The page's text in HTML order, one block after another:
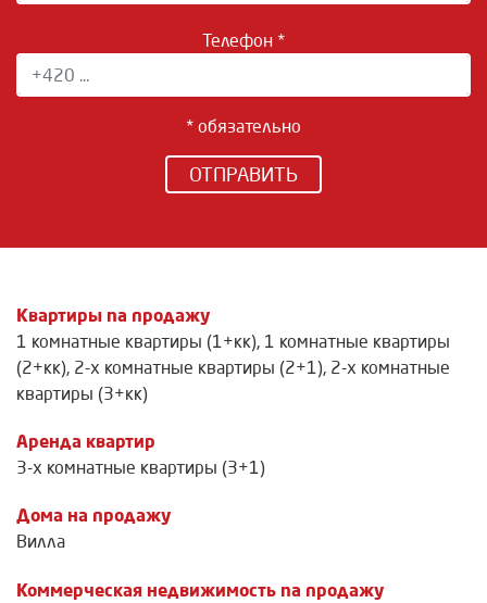
Телефон *
* обязательно
ОТПРАВИТЬ
Квартиры na продажу
1 комнатные квартиры (1+кк), 1 комнатные квартиры
(2+кк), 2-х комнатные квартиры (2+1), 2-х комнатные
квартиры (3+кк)
Аренда квартир
3-х комнатные квартиры (3+1)
Дома на продажу
Вилла
Коммерческая недвижимость na продажу